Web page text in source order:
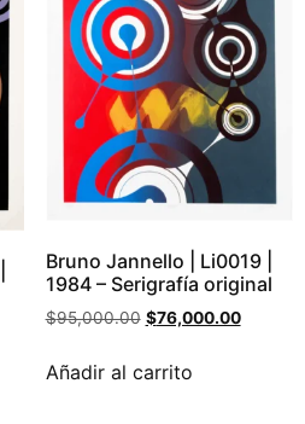
Bruno Jannello | Li0019 |
1984 – Serigrafía original
$95,000.00 $76,000.00
Añadir al carrito